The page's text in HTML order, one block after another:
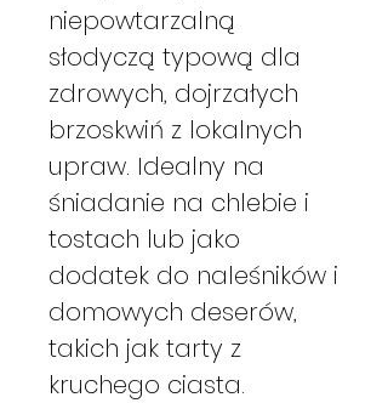
niepowtarzalną
słodyczą typową dla
zdrowych, dojrzałych
brzoskwiń z lokalnych
upraw. Idealny na
śniadanie na chlebie i
tostach lub jako
dodatek do naleśników i
domowych deserów,
takich jak tarty z
kruchego ciasta.